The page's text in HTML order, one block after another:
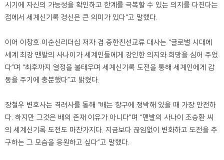
시기에 자신의 가능성을 확인하고 한계를 극복할 수 있는 의지를 다진다는
점에서 세계신기록 경신은 큰 의미가 있다"고 말했다.
이어 이창호 이순신리더십 저자 겸 중한친선교류 대사는 “글로벌 시대에
세계 최강 맨발의 사나이가 세계인들에게 강인한 의지와 희망을 심어 주었
다”며 “최후까지 열정을 불태우며 세계신기록 도전을 통해 세계인에게 감
동을 주기에 충분했다”고 밝혔다.
장철우 변호사는 격려사를 통해 “배는 항구에 정박해 있을 때 가장 안전하
다. 하지만 그것은 배의 존재 이유가 아니다"며 “맨발의 사나이 조승환 씨
의 세계신기록 도전도 마찬가지다. 지금보다 끊임없이 변화하고 도전을 추
구하는 그 모습을 응원하고 싶다”고 말했다.